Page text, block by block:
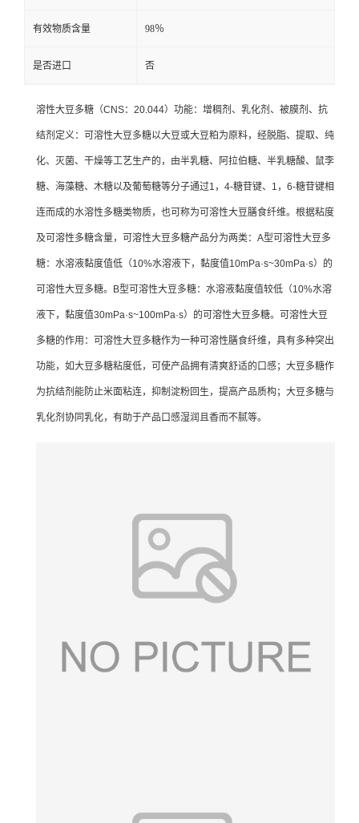
有效物质含量 98％
是否进口 否
溶性大豆多糖（CNS：20.044）功能：增稠剂、乳化剂、被膜剂、抗
结剂定义：可溶性大豆多糖以大豆或大豆粕为原料，经脱脂、提取、纯
化、灭菌、干燥等工艺生产的，由半乳糖、阿拉伯糖、半乳糖酸、鼠李
糖、海藻糖、木糖以及葡萄糖等分子通过1，4-糖苷键、1，6-糖苷键相
连而成的水溶性多糖类物质，也可称为可溶性大豆膳食纤维。根据粘度
及可溶性多糖含量，可溶性大豆多糖产品分为两类：A型可溶性大豆多
糖：水溶液黏度值低（10%水溶液下，黏度值10mPa·s~30mPa·s）的
可溶性大豆多糖。B型可溶性大豆多糖：水溶液黏度值较低（10%水溶
液下，黏度值30mPa·s~100mPa·s）的可溶性大豆多糖。可溶性大豆
多糖的作用：可溶性大豆多糖作为一种可溶性膳食纤维，具有多种突出
功能，如大豆多糖粘度低，可使产品拥有清爽舒适的口感；大豆多糖作
为抗结剂能防止米面粘连，抑制淀粉回生，提高产品质构；大豆多糖与
乳化剂协同乳化，有助于产品口感湿润且香而不腻等。